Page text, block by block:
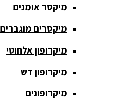
ציוד הגברה
Outlet Sale
חגורת הגברה
כבלים
ומתאמים
מיקסר אומנים
מיקסרים מוגברים
מיקרופון אלחוטי
מיקרופון דש
מיקרופונים